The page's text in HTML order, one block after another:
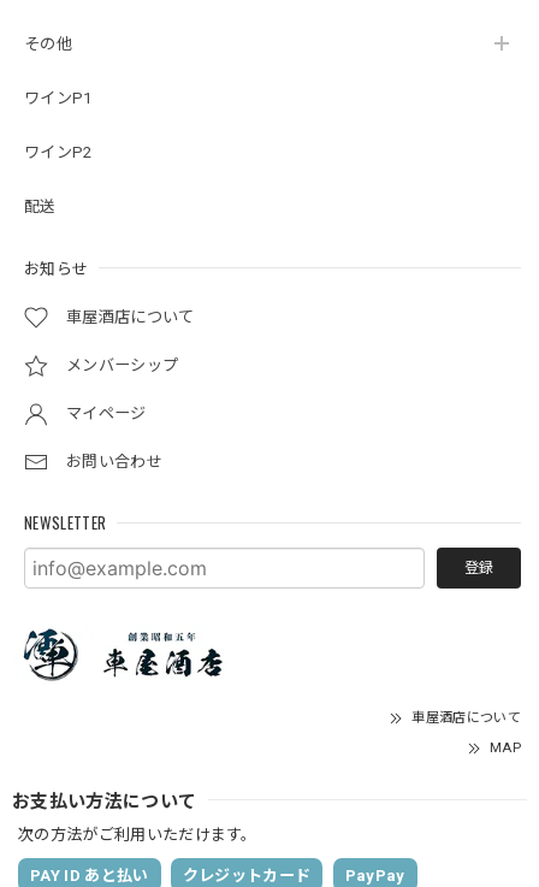
その他
ワインP1
ワインP2
配送
お知らせ
車屋酒店について
メンバーシップ
マイページ
お問い合わせ
NEWSLETTER
登録
車屋酒店について
MAP
お支払い方法について
次の方法がご利用いただけます。
PAY ID あと払い クレジットカード PayPay